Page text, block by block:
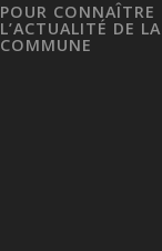
POUR CONNAÎTRE
L’ACTUALITÉ DE LA
COMMUNE